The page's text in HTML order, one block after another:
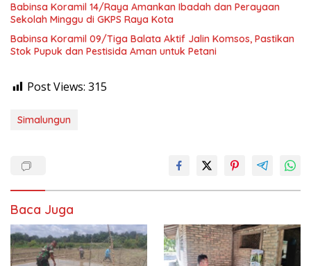
Babinsa Koramil 14/Raya Amankan Ibadah dan Perayaan
Sekolah Minggu di GKPS Raya Kota
Babinsa Koramil 09/Tiga Balata Aktif Jalin Komsos, Pastikan
Stok Pupuk dan Pestisida Aman untuk Petani
Post Views: 315
Simalungun
Baca Juga